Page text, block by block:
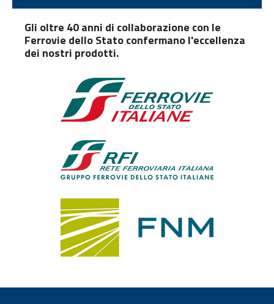
Gli oltre 40 anni di collaborazione con le
Ferrovie dello Stato confermano l'eccellenza
dei nostri prodotti.